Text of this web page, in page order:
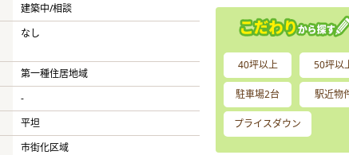
建築中/相談
なし
第一種住居地域
-
平坦
市街化区域
40坪以上 50坪以
駐車場2台 駅近物
プライスダウン